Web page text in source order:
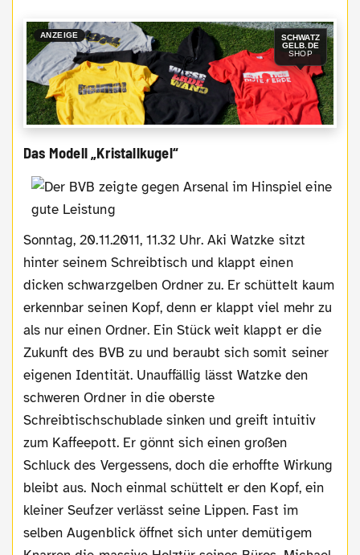
ANZEIGE
SCHWATZ
GELB.DE
SHOP
Das Modell „Kristallkugel“
Sonntag, 20.11.2011, 11.32 Uhr. Aki Watzke sitzt
hinter seinem Schreibtisch und klappt einen
dicken schwarzgelben Ordner zu. Er schüttelt kaum
erkennbar seinen Kopf, denn er klappt viel mehr zu
als nur einen Ordner. Ein Stück weit klappt er die
Zukunft des BVB zu und beraubt sich somit seiner
eigenen Identität. Unauffällig lässt Watzke den
schweren Ordner in die oberste
Schreibtischschublade sinken und greift intuitiv
zum Kaffeepott. Er gönnt sich einen großen
Schluck des Vergessens, doch die erhoffte Wirkung
bleibt aus. Noch einmal schüttelt er den Kopf, ein
kleiner Seufzer verlässt seine Lippen. Fast im
selben Augenblick öffnet sich unter demütigem